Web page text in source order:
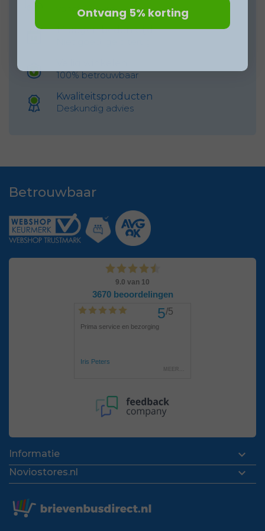
vanaf 69 euro
14 dagen bedenktijd
100% betrouwbaar
Kwaliteitsproducten
Deskundig advies
Betrouwbaar
Informatie 
Noviostores.nl 
Ontvang 5% korting